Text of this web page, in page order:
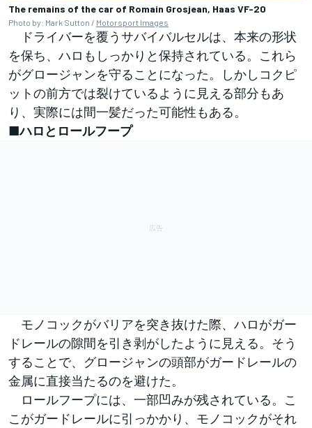
The remains of the car of Romain Grosjean, Haas VF-20
Photo by: Mark Sutton / Motorsport Images
ドライバーを覆うサバイバルセルは、本来の形状
を保ち、ハロもしっかりと保持されている。これら
がグロージャンを守ることになった。しかしコクピ
ットの前方では裂けているように見える部分もあ
り、実際には間一髪だった可能性もある。
■ハロとロールフープ
モノコックがバリアを突き抜けた際、ハロがガー
ドレールの隙間を引き剥がしたように見える。そう
することで、グロージャンの頭部がガードレールの
金属に直接当たるのを避けた。
ロールフープには、一部凹みが残されている。こ
こがガードレールに引っかかり、モノコックがそれ